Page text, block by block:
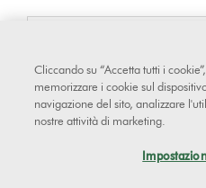
No
Cliccando su “Accetta tutti i
memorizzare i cookie sul
navigazione del sito, analizzare
nostre attività di marketing.